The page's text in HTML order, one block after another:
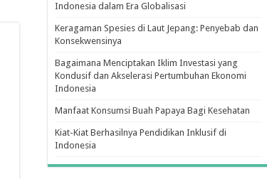
Indonesia dalam Era Globalisasi
Keragaman Spesies di Laut Jepang: Penyebab dan
Konsekwensinya
Bagaimana Menciptakan Iklim Investasi yang
Kondusif dan Akselerasi Pertumbuhan Ekonomi
Indonesia
Manfaat Konsumsi Buah Papaya Bagi Kesehatan
Kiat-Kiat Berhasilnya Pendidikan Inklusif di
Indonesia